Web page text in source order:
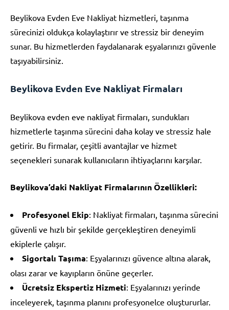
Beylikova Evden Eve Nakliyat hizmetleri, taşınma
sürecinizi oldukça kolaylaştırır ve stressiz bir deneyim
sunar. Bu hizmetlerden faydalanarak eşyalarınızı güvenle
taşıyabilirsiniz.
Beylikova Evden Eve Nakliyat Firmaları
Beylikova evden eve nakliyat firmaları, sundukları
hizmetlerle taşınma sürecini daha kolay ve stressiz hale
getirir. Bu firmalar, çeşitli avantajlar ve hizmet
seçenekleri sunarak kullanıcıların ihtiyaçlarını karşılar.
Beylikova’daki Nakliyat Firmalarının Özellikleri:
Profesyonel Ekip: Nakliyat firmaları, taşınma sürecini
güvenli ve hızlı bir şekilde gerçekleştiren deneyimli
ekiplerle çalışır.
Sigortalı Taşıma: Eşyalarınızı güvence altına alarak,
olası zarar ve kayıpların önüne geçerler.
Ücretsiz Ekspertiz Hizmeti: Eşyalarınızı yerinde
inceleyerek, taşınma planını profesyonelce oluştururlar.